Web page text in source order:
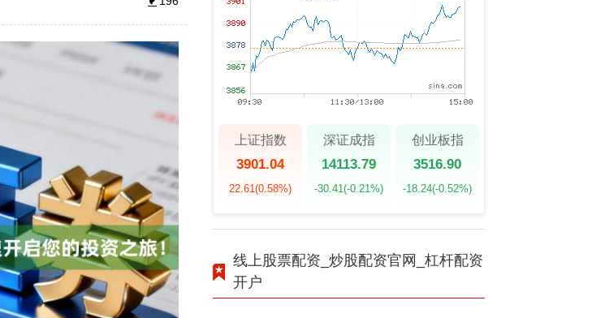
上证指数
3901.04
22.61(0.58%)
深证成指
14113.79
-30.41(-0.21%)
创业板指
3516.90
-18.24(-0.52%)
线上股票配资_炒股配资官网_杠杆配资
开户